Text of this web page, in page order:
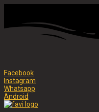
Facebook
Instagram
Whatsapp
Android